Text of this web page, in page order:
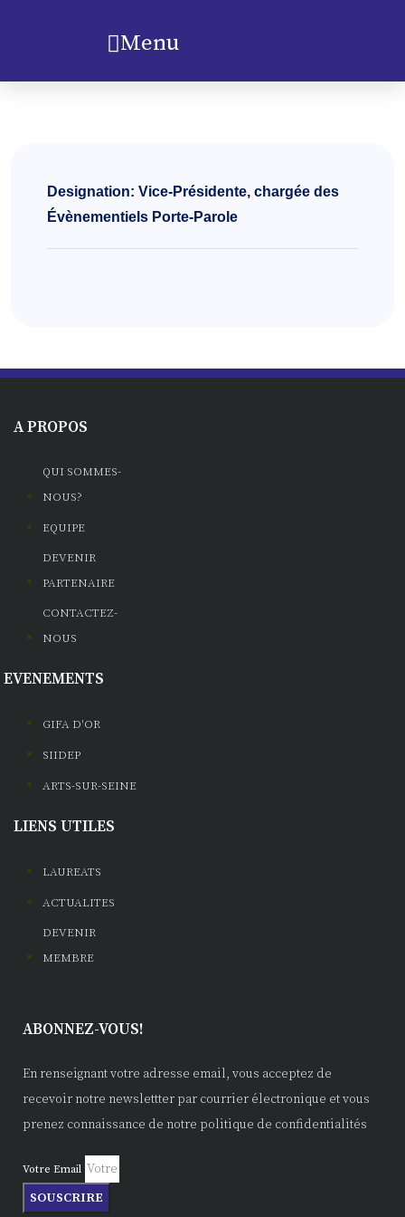
Menu
Designation: Vice-Présidente, chargée des
Évènementiels Porte-Parole
A PROPOS
QUI SOMMES-
NOUS?
EQUIPE
DEVENIR
PARTENAIRE
CONTACTEZ-
NOUS
EVENEMENTS
GIFA D'OR
SIIDEP
ARTS-SUR-SEINE
LIENS UTILES
LAUREATS
ACTUALITES
DEVENIR
MEMBRE
ABONNEZ-VOUS!
En renseignant votre adresse email, vous acceptez de
recevoir notre newslettter par courrier électronique et vous
prenez connaissance de notre politique de confidentialités
Votre Email
SOUSCRIRE